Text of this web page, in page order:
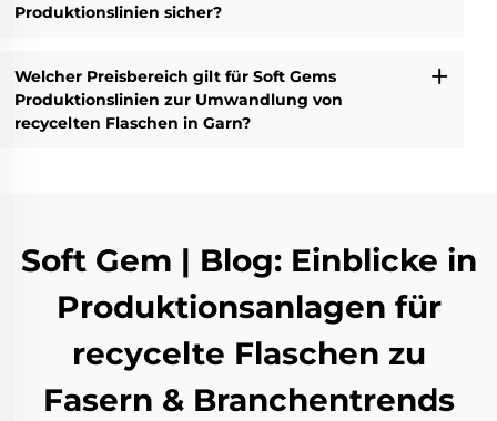
Produktionslinien sicher?
Welcher Preisbereich gilt für Soft Gems
Produktionslinien zur Umwandlung von
recycelten Flaschen in Garn?
Soft Gem | Blog: Einblicke in
Produktionsanlagen für
recycelte Flaschen zu
Fasern & Branchentrends